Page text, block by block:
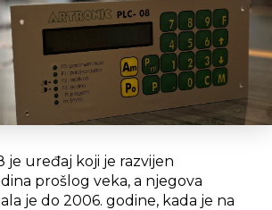
je uređaj koji je razvijen
prošlog veka, a njegova
je do 2006. godine, kada je na